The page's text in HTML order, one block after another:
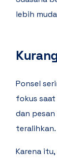
lebih
Ponsel
fokus
dan
teralihkan.
Karena